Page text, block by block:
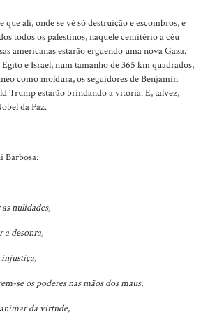
que ali, onde se vê só destruição e escombros, e
todos os palestinos, naquele cemitério a céu
americanas estarão erguendo uma nova Gaza.
e Israel, num tamanho de 365 km quadrados,
como moldura, os seguidores de Benjamin
Trump estarão brindando a vitória. E, talvez,
da Paz.
Barbosa:
nulidades,
a desonra,
injustiça,
se os poderes nas mãos dos maus,
da virtude,